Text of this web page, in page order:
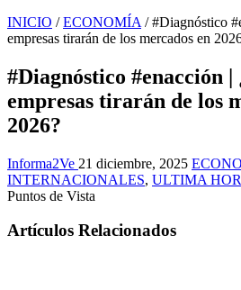
INICIO / ECONOMÍA / #Diagnóstico
empresas tirarán de los mercados en
#Diagnóstico #enacción |
empresas tirarán de los
2026?
Informa2Ve 21 diciembre, 2025
INTERNACIONALES, ULTIMA
Puntos de Vista
Artículos Relacionados